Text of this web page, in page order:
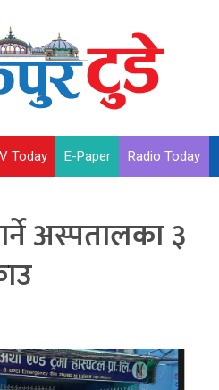
Today E-Paper Radio Today
अस्पतालका ३